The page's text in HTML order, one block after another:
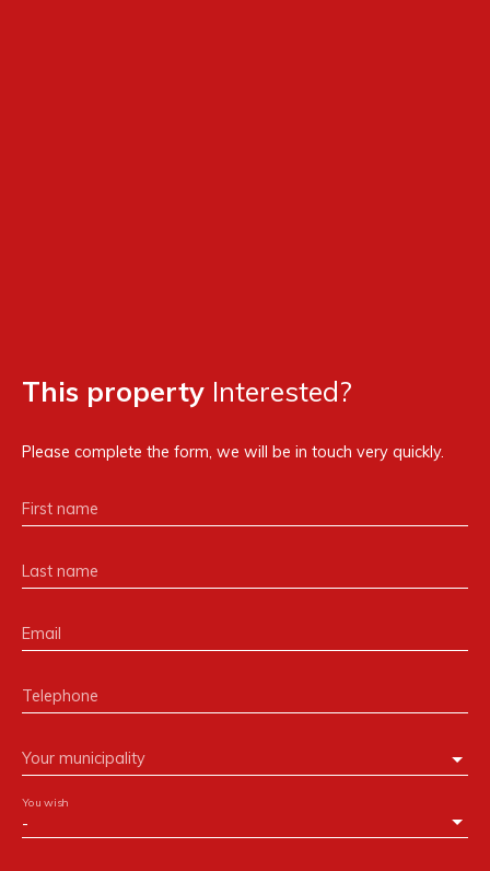
This property Interested?
Please complete the form, we will be in touch very quickly.
First name
Last name
Email
Telephone
Your municipality
-
You wish